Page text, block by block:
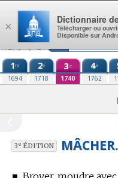
Aller au contenu
1re
1694
2e
1718
3e
1740
4e
1762
3eÉDITION MÂCHER.
×
Dictionnaire
Télécharger ou
Disponible sur